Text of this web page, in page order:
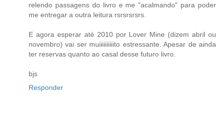
relendo passagens do livro e me "acalmando" para poder
me entregar a outra leitura rsrsrsrsrs.
E agora esperar até 2010 por Lover Mine (dizem abril ou
novembro) vai ser muiiiiiiiiiito estressante. Apesar de ainda
ter reservas quanto ao casal desse futuro livro.
bjs
Responder